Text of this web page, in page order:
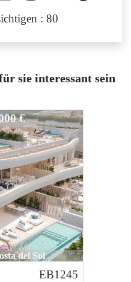
: 80
sie interessant sein
€
del Sol
EB1245